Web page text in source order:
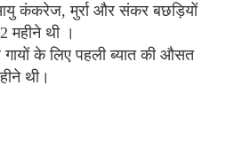
कंकरेज, मुर्रा और संकर बछड़ियों
महीने थी ।
के लिए पहली ब्यात की औसत
थी।